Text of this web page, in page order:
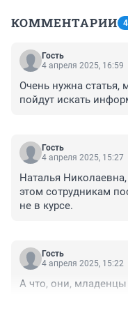
КОММЕНТАРИИ 4
Гость
4 апреля 2025, 16:59
Очень нужна
пойдут искать
Гость
4 апреля 2025, 15:27
Наталья
этом сотрудникам
не в курсе.
Гость
4 апреля 2025, 15:22
А что, они,